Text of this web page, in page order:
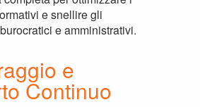
e snellire gli
e amministrativi.
e
Continuo